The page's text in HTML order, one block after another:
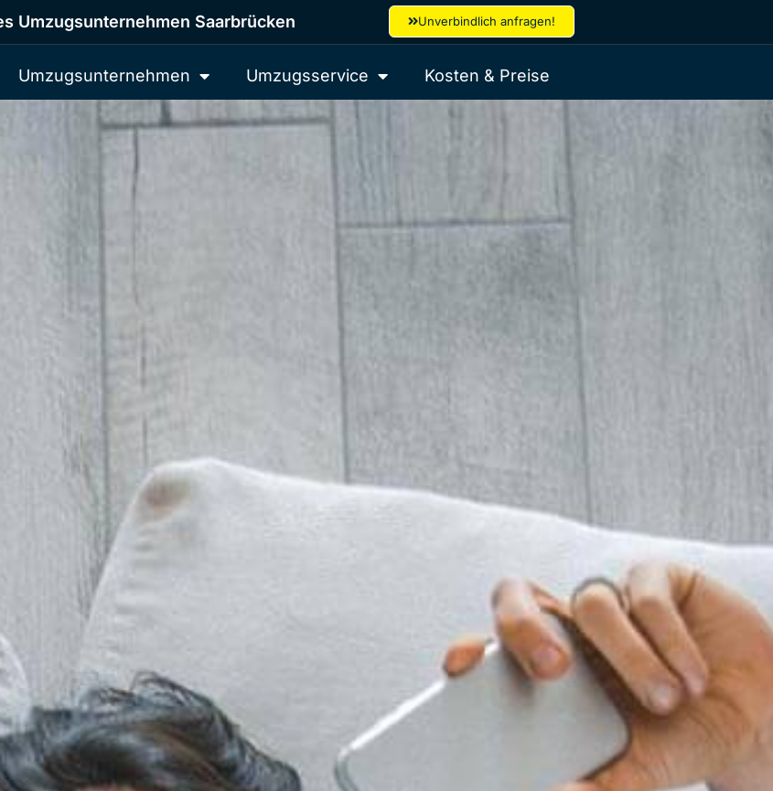
Umzugsunternehmen Saarbrücken Unverbindlich anfragen!
Umzugsunternehmen Umzugsservice Kosten & Preise